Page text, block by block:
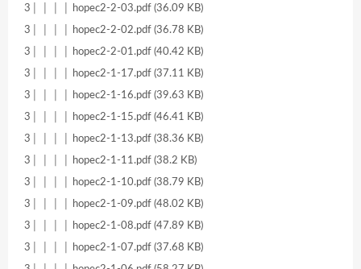
3│ │ │ │ hopec2-2-03.pdf (36.09 KB)
3│ │ │ │ hopec2-2-02.pdf (36.78 KB)
3│ │ │ │ hopec2-2-01.pdf (40.42 KB)
3│ │ │ │ hopec2-1-17.pdf (37.11 KB)
3│ │ │ │ hopec2-1-16.pdf (39.63 KB)
3│ │ │ │ hopec2-1-15.pdf (46.41 KB)
3│ │ │ │ hopec2-1-13.pdf (38.36 KB)
3│ │ │ │ hopec2-1-11.pdf (38.2 KB)
3│ │ │ │ hopec2-1-10.pdf (38.79 KB)
3│ │ │ │ hopec2-1-09.pdf (48.02 KB)
3│ │ │ │ hopec2-1-08.pdf (47.89 KB)
3│ │ │ │ hopec2-1-07.pdf (37.68 KB)